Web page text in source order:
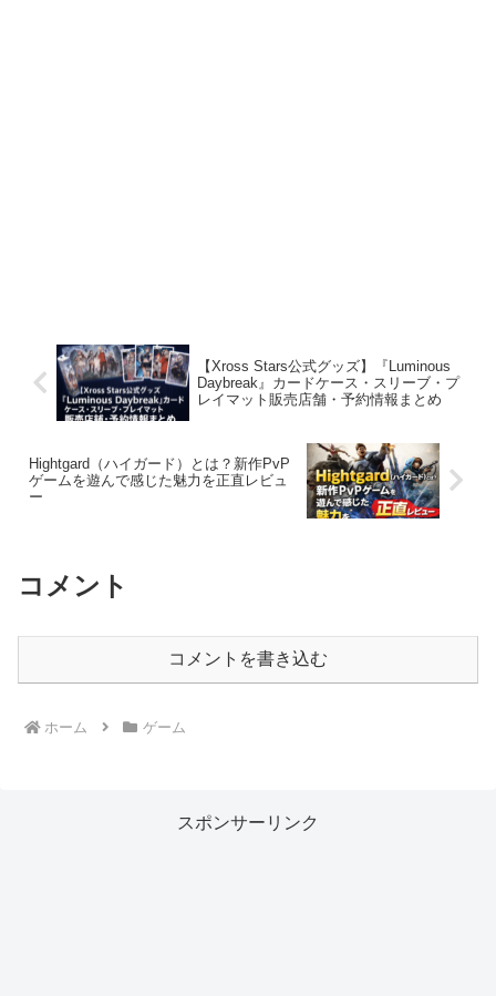
【Xross Stars公式グッズ】『Luminous
Daybreak』カードケース・スリーブ・プ
レイマット販売店舗・予約情報まとめ
Hightgard（ハイガード）とは？新作PvP
ゲームを遊んで感じた魅力を正直レビュ
ー
コメント
コメントを書き込む
ホーム ゲーム
スポンサーリンク